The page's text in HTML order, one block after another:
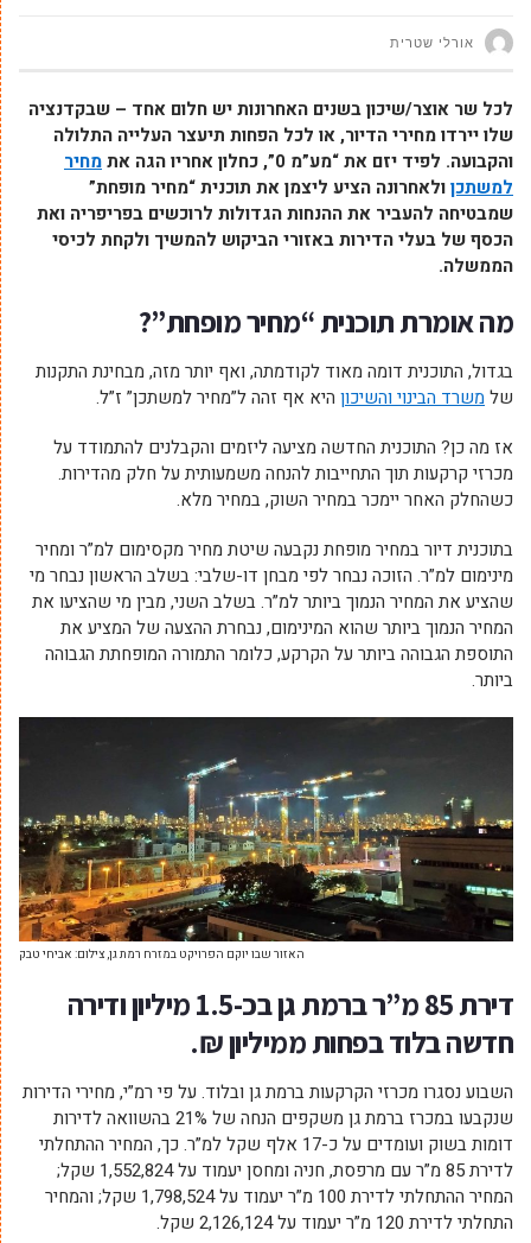
אורלי שטרית
לכל שר אוצר/שיכון בשנים האחרונות יש חלום אחד – שבקדנציה
שלו יירדו מחירי הדיור, או לכל הפחות תיעצר העלייה התלולה
והקבועה. לפיד יזם את “מע”מ 0”, כחלון אחריו הגה את
מחיר
למשתכןולאחרונה הציע ליצמן את תוכנית “מחיר מופחת”
שמבטיחה להעביר את ההנחות הגדולות לרוכשים בפריפריה ואת
הכסף של בעלי הדירות באזורי הביקוש להמשיך ולקחת לכיסי
הממשלה.
מה אומרת תוכנית “מחיר מופחת”?
בגדול, התוכנית דומה מאוד לקודמתה, ואף יותר מזה, מבחינת התקנות
שלמשרד הבינוי והשיכון היא אף זהה ל”מחיר למשתכן” ז”ל.
אז מה כן? התוכנית החדשה מציעה ליזמים והקבלנים להתמודד על
מכרזי קרקעות תוך התחייבות להנחה משמעותית על חלק מהדירות.
כשהחלק האחר יימכר במחיר השוק, במחיר מלא.
בתוכנית דיור במחיר מופחת נקבעה שיטת מחיר מקסימום למ”ר ומחיר
מינימום למ”ר. הזוכה נבחר לפי מבחן דו-שלבי: בשלב הראשון נבחר מי
שהציע את המחיר הנמוך ביותר למ”ר. בשלב השני, מבין מי שהציעו את
המחיר הנמוך ביותר שהוא המינימום, נבחרת ההצעה של המציע את
התוספת הגבוהה ביותר על הקרקע, כלומר התמורה המופחתת הגבוהה
ביותר.
האזור שבו יוקם הפרויקט במזרח רמת גן, צילום: אביחי טבק
דירת 85 מ”ר ברמת גן בכ-1.5 מיליון ודירה
חדשה בלוד בפחות ממיליון ₪.
השבוע נסגרו מכרזי הקרקעות ברמת גן ובלוד. על פי רמ”י, מחירי הדירות
שנקבעו במכרז ברמת גן משקפים הנחה של 21% בהשוואה לדירות
דומות בשוק ועומדים על כ-17 אלף שקל למ”ר. כך, המחיר ההתחלתי
לדירת 85 מ”ר עם מרפסת, חניה ומחסן יעמוד על 1,552,824 שקל;
המחיר ההתחלתי לדירת 100 מ”ר יעמוד על 1,798,524 שקל; והמחיר
התחלתי לדירת 120 מ”ר יעמוד על 2,126,124 שקל.